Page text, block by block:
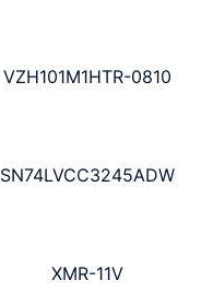
VZH101M1HTR-0810
SN74LVCC3245ADW
XMR-11V